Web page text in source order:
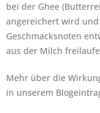
bei der Ghee
angereichert wird
Geschmacksnoten
aus der Milch
Mehr über die
in unserem